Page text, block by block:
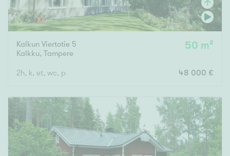
Hissi
Järvi- tai merinäköala
Maalämpö
Oma ranta
Oma sauna
Senioriasunto
Kalkun Viertotie 5
Kalkku, Tampere
50 m²
2h, k, et, wc, p 48 000 €